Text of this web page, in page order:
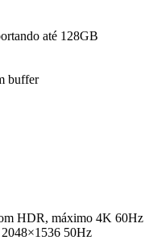
até 128GB
buffer
HDR, máximo 4K 60Hz
50Hz